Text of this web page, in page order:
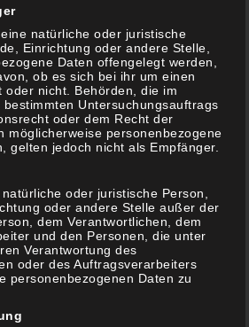
(20)
Aktuelles
(8)
Gewinnspiele
(1)
On Tour ….
natürliche oder juristische
Einrichtung oder andere Stelle,
Daten offengelegt werden,
ob es sich bei ihr um einen
oder nicht. Behörden, die im
bestimmten Untersuchungsauftrags
oder dem Recht der
möglicherweise personenbezogene
gelten jedoch nicht als Empfänger.
oder juristische Person,
oder andere Stelle außer der
dem Verantwortlichen, dem
und den Personen, die unter
Verantwortung des
oder des Auftragsverarbeiters
personenbezogenen Daten zu